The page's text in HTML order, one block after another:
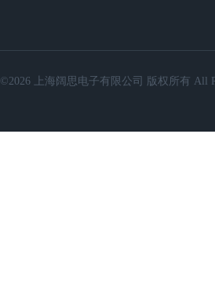
©2026 上海阔思电子有限公司 版权所有 All